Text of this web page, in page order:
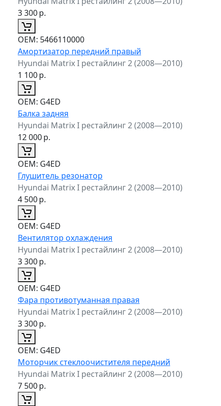
3 300р.
ОЕМ: 5466110000
Амортизатор передний правый
Hyundai Matrix I рестайлинг 2 (2008—2010)
1 100р.
ОЕМ: G4ED
Балка задняя
Hyundai Matrix I рестайлинг 2 (2008—2010)
12 000р.
ОЕМ: G4ED
Глушитель резонатор
Hyundai Matrix I рестайлинг 2 (2008—2010)
4 500р.
ОЕМ: G4ED
Вентилятор охлаждения
Hyundai Matrix I рестайлинг 2 (2008—2010)
3 300р.
ОЕМ: G4ED
Фара противотуманная правая
Hyundai Matrix I рестайлинг 2 (2008—2010)
3 300р.
ОЕМ: G4ED
Моторчик стеклоочистителя передний
Hyundai Matrix I рестайлинг 2 (2008—2010)
7 500р.